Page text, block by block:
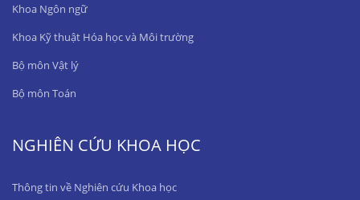
Khoa Ngôn ngữ
Khoa Kỹ thuật Hóa học và Môi trường
Bộ môn Vật lý
Bộ môn Toán
NGHIÊN CỨU KHOA HỌC
Thông tin về Nghiên cứu Khoa học